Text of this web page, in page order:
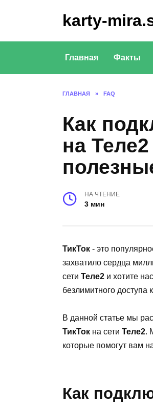
karty-
Главная Факты
ГЛАВНАЯ » FAQ
Как
на
НА ЧТЕНИЕ
3 мин
ТикТок - это
захватило сердца
сети Теле2 и хотите
безлимитного доступа к
В данной статье мы
ТикТок на сети Теле2.
которые помогут вам
Как